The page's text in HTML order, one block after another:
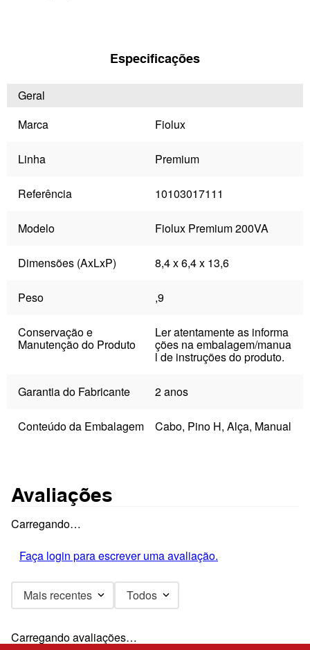
Especificações
Geral
Marca
Fiolux
Linha Premium
Referência 10103017111
Modelo Fiolux Premium 200VA
Dimensões (AxLxP) 8,4 x 6,4 x 13,6
Peso ,9
Conservação e
Manutenção do Produto
Ler atentamente as informa
ções na embalagem/manua
l de instruções do produto.
Garantia do Fabricante 2 anos
Conteúdo da Embalagem Cabo, Pino H, Alça, Manual
Avaliações
Carregando…
Faça login para escrever uma avaliação.
Mais recentes Todos
Carregando avaliações…